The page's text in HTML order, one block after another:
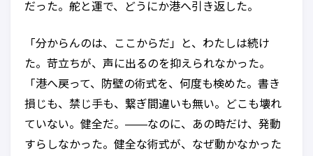
だった。舵と運で、どうにか港へ引き返した。
「分からんのは、ここからだ」と、わたしは続け
た。苛立ちが、声に出るのを抑えられなかった。
「港へ戻って、防壁の術式を、何度も検めた。書き
損じも、禁じ手も、繋ぎ間違いも無い。どこも壊れ
ていない。健全だ。——なのに、あの時だけ、発動
すらしなかった。健全な術式が、なぜ動かなかった